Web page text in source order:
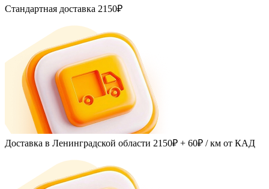
Стандартная доставка 2150₽
Доставка в Ленинградской области 2150₽ + 60₽ / км от КАД